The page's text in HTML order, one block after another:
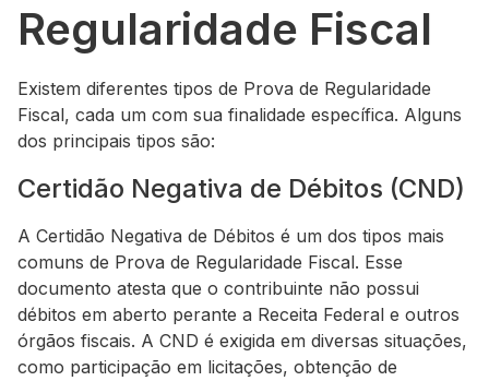
Regularidade Fiscal
Existem diferentes tipos de Prova de Regularidade
Fiscal, cada um com sua finalidade específica. Alguns
dos principais tipos são:
Certidão Negativa de Débitos (CND)
A Certidão Negativa de Débitos é um dos tipos mais
comuns de Prova de Regularidade Fiscal. Esse
documento atesta que o contribuinte não possui
débitos em aberto perante a Receita Federal e outros
órgãos fiscais. A CND é exigida em diversas situações,
como participação em licitações, obtenção de